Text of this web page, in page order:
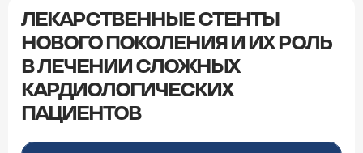
ЛЕКАРСТВЕННЫЕ СТЕНТЫ
НОВОГО ПОКОЛЕНИЯ И ИХ РОЛЬ
В ЛЕЧЕНИИ СЛОЖНЫХ
КАРДИОЛОГИЧЕСКИХ
ПАЦИЕНТОВ